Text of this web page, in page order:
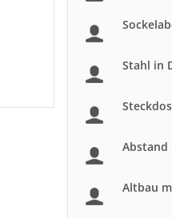
Stahl in
Abstand
Altbau